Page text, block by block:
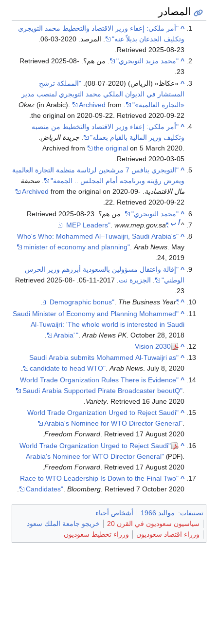
المصادر
^ "أمر ملكي: إعفاء وزير الاقتصاد والتخطيط محمد التويجري
وتكليف الجدعان بديلاً عنه"
. المرصد. 2020-03-06
.
Retrieved 2025-08-23
^ "محمد مزيد التويجري" . من هم؟
2025-08-
23
^ «عكاظ» (الرياض) (2020-07-08).
"المملكة ترشح
المستشار في الديوان الملكي محمد التويجري لمنصب مدير
«التجارة العالمية»"
Okaz (in Arabic). Archived from
the original on 2020-09-22 . Retrieved 2020-09-22
.
^ "أمر ملكي: إعفاء وزير الاقتصاد والتخطيط من منصبه
وتكليف وزير المالية بالقيام بعمله"
جريدة الرياض
Archived from
the original on 5 March 2020
Retrieved 2020-03-05
^
"التويجري ينافس 7 مرشحين لرئاسة منظمة التجارة العالمية
ويعرض رؤيته وبرنامجه أمام المجلس .. الجمعة"
. صحيفة
مال الاقتصادية.
Archived from the original on 2020-09-
22. Retrieved2020-09-22
.
^ "محمد التويجري" . من هم؟ 2025-08-23
^أ ب "MEP Leaders"
.www.mep.gov.sa
.
^
"Who's Who: Mohammed Al–Tuwaijri, Saudi Arabia's
minister of economy and planning".Arab News. May
24, 2019.
^ "إقالة واعتقال مسؤولين بالسعودية أبرزهم وزير الحرس
الوطني"
الجزيرة نت . Retrieved
2025-08-
23
^
"Demographic bonus"
. The Business Year
.
^
"Saudi Minister of Economy and Planning Mohammed
Al-Tuwaijri: 'The whole world is interested in Saudi
Arabia' " .Arab News PK. October 28, 2018.
^
Vision 2030
^
"Saudi Arabia submits Mohammed Al-Tuwaijri as
candidate to head WTO".Arab News. July 8, 2020.
^
"World Trade Organization Rules There is Evidence
Saudi Arabia Supported Pirate Broadcaster beoutQ"
Variety. Retrieved 16 June 2020
^
"World Trade Organization Urged to Reject Saudi
Arabia's Nominee for WTO Director General".
Freedom Forward. Retrieved 17 August 2020
.
^
"World Trade Organization Urged to Reject Saudi
Arabia's Nominee for WTO Director General" (PDF)
Freedom Forward . Retrieved 17 August 2020
.
^
"Race to WTO Leadership Is Down to the Final Two
Candidates" .Bloomberg . Retrieved7 October 2020
تصنيفات: مواليد 1966
أشخاص أحياء
سياسيون سعوديون في القرن 20
خريجو جامعة الملك سعود
وزراء اقتصاد سعوديون
وزراء تخطيط سعوديون